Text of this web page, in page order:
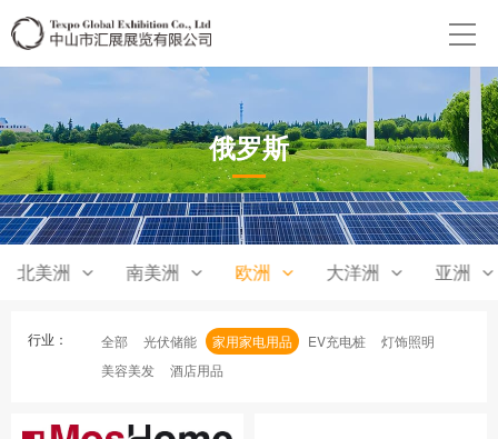
俄罗斯
北美洲 南美洲 欧洲 大洋洲 亚洲
行业： 全部 光伏储能 家用家电用品 EV充电桩
灯饰照明
美容美发
酒店用品